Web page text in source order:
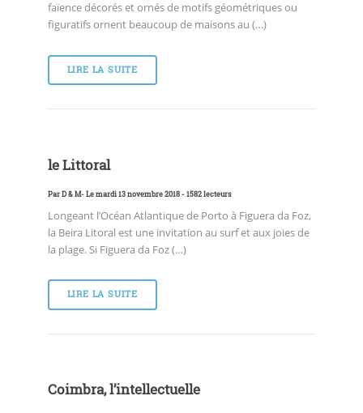
faïence décorés et ornés de motifs géométriques ou
figuratifs ornent beaucoup de maisons au (…)
LIRE LA SUITE
le Littoral
ParD & M- Le mardi 13 novembre 2018 - 1582 lecteurs
Longeant l’Océan Atlantique de Porto à Figuera da Foz,
la Beira Litoral est une invitation au surf et aux joies de
la plage. Si Figuera da Foz (…)
LIRE LA SUITE
Coimbra, l’intellectuelle